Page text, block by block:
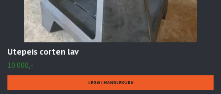
Utepeis corten lav
10 000,-